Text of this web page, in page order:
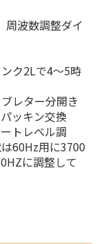
波数調整ダイ
ク2Lで4〜5時
レター分開き
ッキン交換
トレベル調
60Hz用に3700
に調整して